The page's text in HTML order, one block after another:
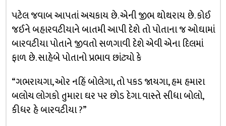
પટેલ જવાબ આપતાં અચકાય છે. એની જીભ થોથરાય છે. કોઈ
જઈને બહારવટીયાને બાતમી આપી દેશે તો પોતાના જ ઓઘામાં
બારવટીયા પોતાને જીવતો સળગાવી દેશે એવી એના દિલમાં
ફાળ છે. સાહેબે પોતાનો પ્રભાવ છાંટ્યો કે
“ગભરાયગા, ઓર નહિં બોલેગા, તો પકડ જાયગા, હમ હમારા
બલોચ લોગકો તુમારા ઘર પર છોડ દેગા. વાસ્તે સીધા બોલો,
કીધર હે બારવટીયા ?”